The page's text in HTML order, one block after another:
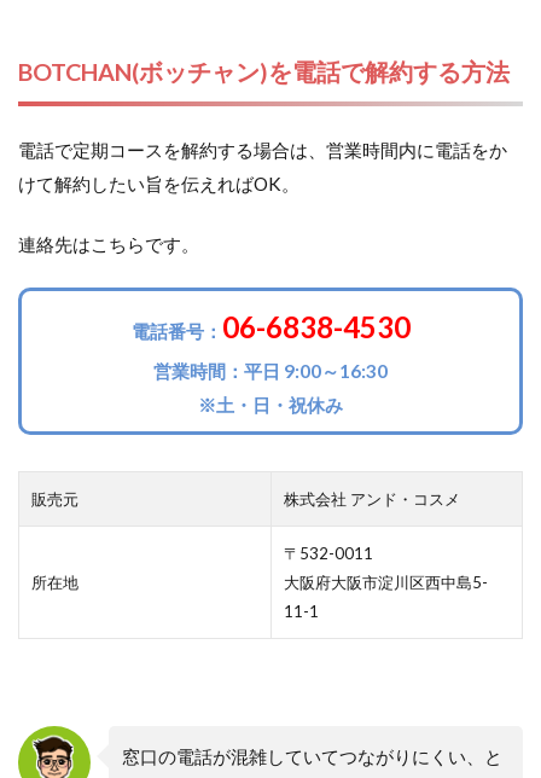
BOTCHAN(ボッチャン)を電話で解約する方法
電話で定期コースを解約する場合は、営業時間内に電話をか
けて解約したい旨を伝えればOK。
連絡先はこちらです。
電話番号： 06-6838-4530
営業時間：平日 9:00～16:30
※土・日・祝休み
販売元 株式会社 アンド・コスメ
所在地
〒532-0011
大阪府大阪市淀川区西中島5-
11-1
窓口の電話が混雑していてつながりにくい、と